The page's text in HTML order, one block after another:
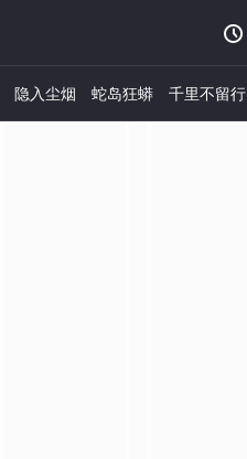

隐入尘烟 蛇岛狂蟒 千里不留行